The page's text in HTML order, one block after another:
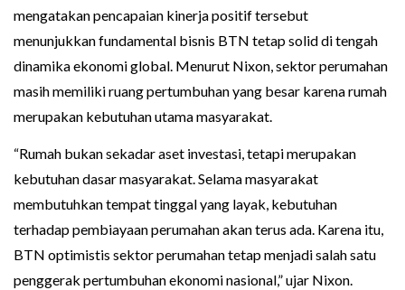
mengatakan pencapaian kinerja positif tersebut
menunjukkan fundamental bisnis BTN tetap solid di tengah
dinamika ekonomi global. Menurut Nixon, sektor perumahan
masih memiliki ruang pertumbuhan yang besar karena rumah
merupakan kebutuhan utama masyarakat.
“Rumah bukan sekadar aset investasi, tetapi merupakan
kebutuhan dasar masyarakat. Selama masyarakat
membutuhkan tempat tinggal yang layak, kebutuhan
terhadap pembiayaan perumahan akan terus ada. Karena itu,
BTN optimistis sektor perumahan tetap menjadi salah satu
penggerak pertumbuhan ekonomi nasional,” ujar Nixon.